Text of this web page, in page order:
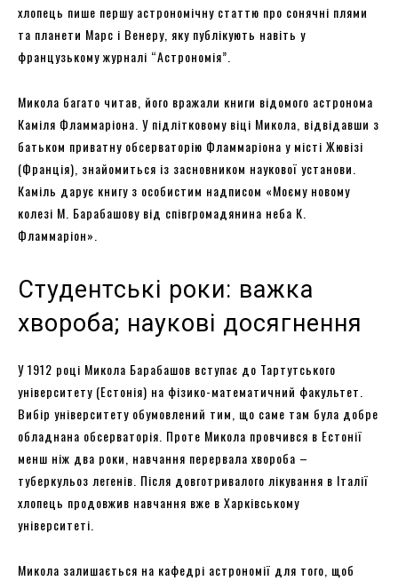
хлопець пише першу астрономічну статтю про сонячні плями
та планети Марс і Венеру, яку публікують навіть у
французькому журналі “Астрономія”.
Микола багато читав, його вражали книги відомого астронома
Каміля Фламмаріона. У підлітковому віці Микола, відвідавши з
батьком приватну обсерваторію Фламмаріона у місті Жювізі
(Франція), знайомиться із засновником наукової установи.
Каміль дарує книгу з особистим надписом «Моєму новому
колезі М. Барабашову від співгромадянина неба К.
Фламмаріон».
Студентські роки: важка
хвороба; наукові досягнення
У 1912 році Микола Барабашов вступає до Тартутського
університету (Естонія) на фізико-математичний факультет.
Вибір університету обумовлений тим, що саме там була добре
обладнана обсерваторія. Проте Микола провчився в Естонії
менш ніж два роки, навчання перервала хвороба –
туберкульоз легенів. Після довготривалого лікування в Італії
хлопець продовжив навчання вже в Харківському
університеті.
Микола залишається на кафедрі астрономії для того, щоб